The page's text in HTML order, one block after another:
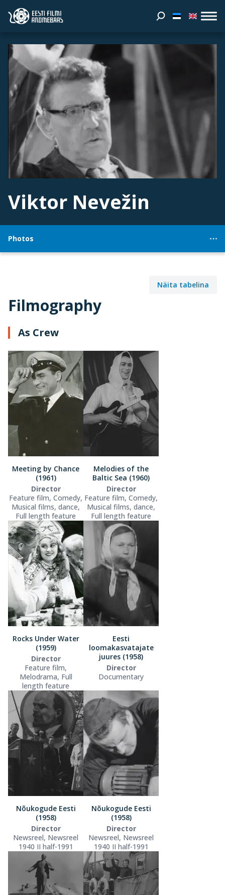
Viktor Nevežin
Photos
Filmography
Näita tabelina
As Crew
Meeting by Chance
(1961)
Director
Feature film, Comedy,
Musical films, dance,
Full length feature
Melodies of the
Baltic Sea (1960)
Director
Feature film, Comedy,
Musical films, dance,
Full length feature
Rocks Under Water
(1959)
Director
Feature film,
Melodrama, Full
length feature
Eesti
loomakasvatajate
juures (1958)
Director
Documentary
Nõukogude Eesti
(1958)
Director
Newsreel, Newsreel
1940 II half-1991
Nõukogude Eesti
(1958)
Director
Newsreel, Newsreel
1940 II half-1991